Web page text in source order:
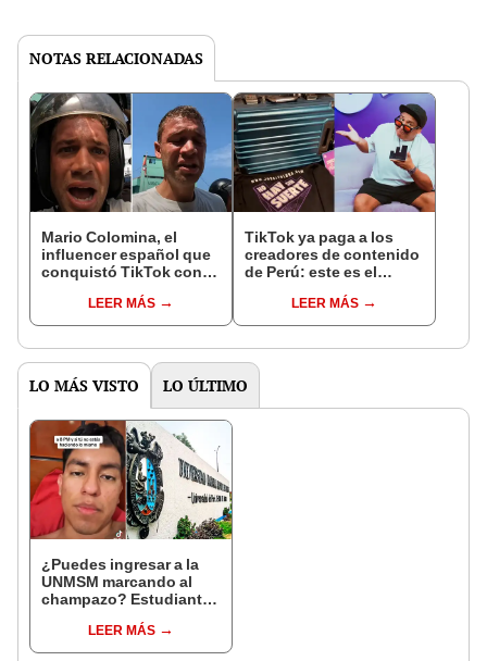
NOTAS RELACIONADAS
Mario Colomina, el
influencer español que
conquistó TikTok con
"Mi amor nació por la
gastronomía"
LEER MÁS
TikTok ya paga a los
creadores de contenido
de Perú: este es el
llegar a cobrar por 1.000
vistas
LEER MÁS
LO MÁS VISTO LO ÚLTIMO
¿Puedes ingresar a la
UNMSM marcando al
champazo? Estudiante
para el examen de
admisión
LEER MÁS